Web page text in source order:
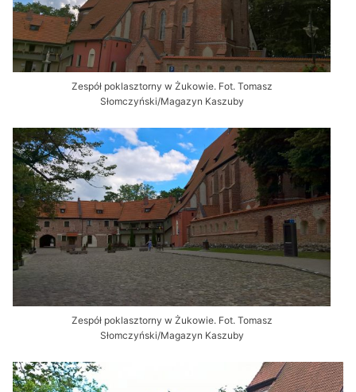
Zespół poklasztorny w Żukowie. Fot. Tomasz
Słomczyński/Magazyn Kaszuby
Zespół poklasztorny w Żukowie. Fot. Tomasz
Słomczyński/Magazyn Kaszuby